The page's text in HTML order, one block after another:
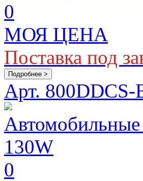
0
МОЯ ЦЕНА
Поставка под
Подробнее >
Арт.
130W
0